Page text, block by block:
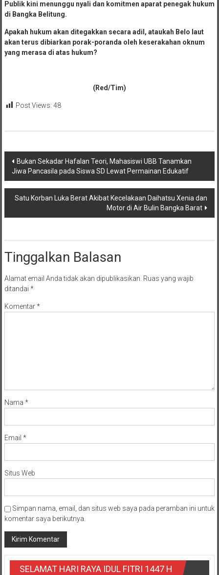
Publik kini menunggu nyali dan komitmen aparat penegak hukum
di Bangka Belitung.
Apakah hukum akan ditegakkan secara adil, ataukah Belo laut
akan terus dibiarkan porak-poranda oleh keserakahan oknum
yang merasa di atas hukum?
(Red/Tim)
Post Views: 48
Navigasi
pos
Bukan Sekadar Hafalan Teori, Mahasiswi UBB Tanamkan
Jiwa Pancasila pada Siswa SD Lewat Permainan Edukatif
Satu Korban Luka Berat Akibat Kecelakaan Daihatsu Xenia dan
Motor di Air Bulin Bangka Barat
Tinggalkan Balasan
Alamat email Anda tidak akan dipublikasikan. Ruas yang wajib
ditandai *
Komentar*
Nama *
Email *
Situs Web
Simpan nama, email, dan situs web saya pada peramban ini untuk
komentar saya berikutnya.
SELAMAT HARI RAYA IDUL FITRI 1447 H